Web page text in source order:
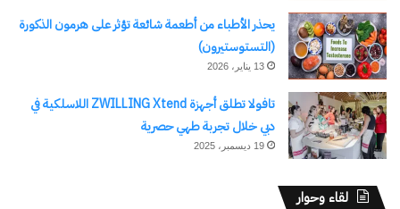
يحذر الأطباء من أطعمة شائعة تؤثر على هرمون الذكورة
(التستوستيرون)
13 يناير، 2026
تافولا تطلق أجهزة ZWILLING Xtend اللاسلكية في
دبي خلال تجربة طهي حصرية
19 ديسمبر، 2025
لقاء وحوار